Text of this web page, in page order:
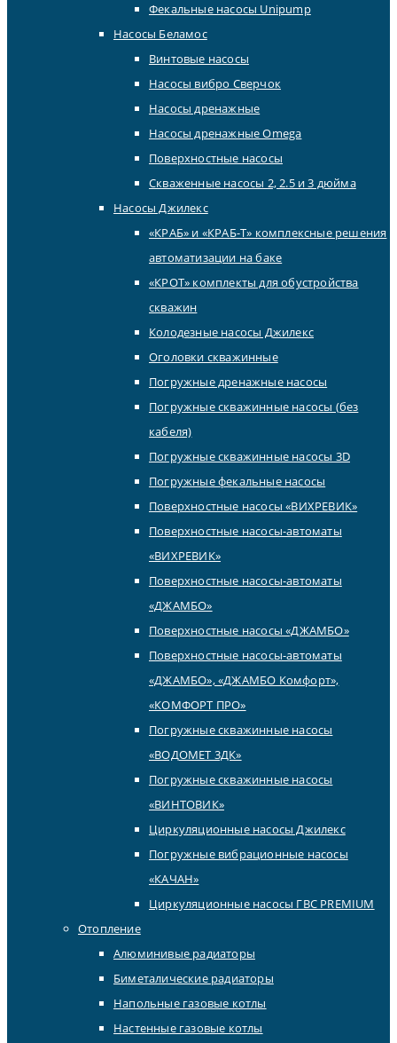
Фекальные насосы Unipump
Насосы Беламос
Винтовые насосы
Насосы вибро Сверчок
Насосы дренажные
Насосы дренажные Omega
Поверхностные насосы
Скваженные насосы 2, 2.5 и 3 дюйма
Насосы Джилекс
«КРАБ» и «КРАБ-Т» комплексные решения
автоматизации на баке
«КРОТ» комплекты для обустройства
скважин
Колодезные насосы Джилекс
Оголовки скважинные
Погружные дренажные насосы
Погружные скважинные насосы (без
кабеля)
Погружные скважинные насосы 3D
Погружные фекальные насосы
Поверхностные насосы «ВИХРЕВИК»
Поверхностные насосы-автоматы
«ВИХРЕВИК»
Поверхностные насосы-автоматы
«ДЖАМБО»
Поверхностные насосы «ДЖАМБО»
Поверхностные насосы-автоматы
«ДЖАМБО», «ДЖАМБО Комфорт»,
«КОМФОРТ ПРО»
Погружные скважинные насосы
«ВОДОМЕТ 3ДК»
Погружные скважинные насосы
«ВИНТОВИК»
Циркуляционные насосы Джилекс
Погружные вибрационные насосы
«КАЧАН»
Циркуляционные насосы ГВС PREMIUM
Отопление
Алюминивые радиаторы
Биметалические радиаторы
Напольные газовые котлы
Настенные газовые котлы